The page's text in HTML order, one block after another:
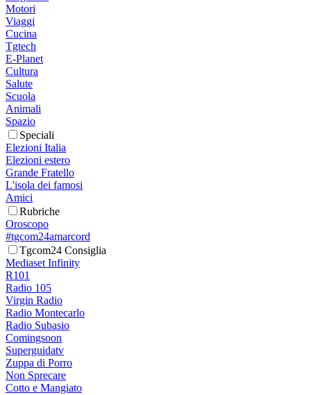
Motori
Viaggi
Cucina
Tgtech
E-Planet
Cultura
Salute
Scuola
Animali
Spazio
Speciali
Elezioni Italia
Elezioni estero
Grande Fratello
L'isola dei famosi
Amici
Rubriche
Oroscopo
#tgcom24amarcord
Tgcom24 Consiglia
Mediaset Infinity
R101
Radio 105
Virgin Radio
Radio Montecarlo
Radio Subasio
Comingsoon
Superguidatv
Zuppa di Porro
Non Sprecare
Cotto e Mangiato